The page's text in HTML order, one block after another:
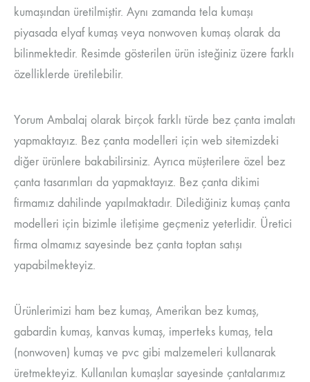
kumaşından üretilmiştir. Aynı zamanda tela kumaşı
piyasada elyaf kumaş veya nonwoven kumaş olarak da
bilinmektedir. Resimde gösterilen ürün isteğiniz üzere farklı
özelliklerde üretilebilir.
Yorum Ambalaj olarak birçok farklı türde bez çanta imalatı
yapmaktayız. Bez çanta modelleri için web sitemizdeki
diğer ürünlere bakabilirsiniz. Ayrıca müşterilere özel bez
çanta tasarımları da yapmaktayız. Bez çanta dikimi
firmamız dahilinde yapılmaktadır. Dilediğiniz kumaş çanta
modelleri için bizimle iletişime geçmeniz yeterlidir. Üretici
firma olmamız sayesinde bez çanta toptan satışı
yapabilmekteyiz.
Ürünlerimizi ham bez kumaş, Amerikan bez kumaş,
gabardin kumaş, kanvas kumaş, imperteks kumaş, tela
(nonwoven) kumaş ve pvc gibi malzemeleri kullanarak
üretmekteyiz. Kullanılan kumaşlar sayesinde çantalarımız